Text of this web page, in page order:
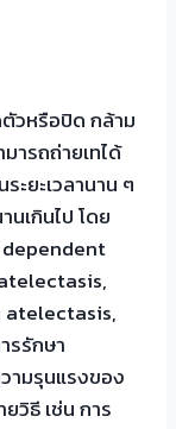
วหรือปิด กล้าม
ารถถ่ายเทได้
ะยะเวลานาน ๆ
นเกินไป โดย
dependent
รักษา
ามรุนแรงของ
วิธี เช่น การ